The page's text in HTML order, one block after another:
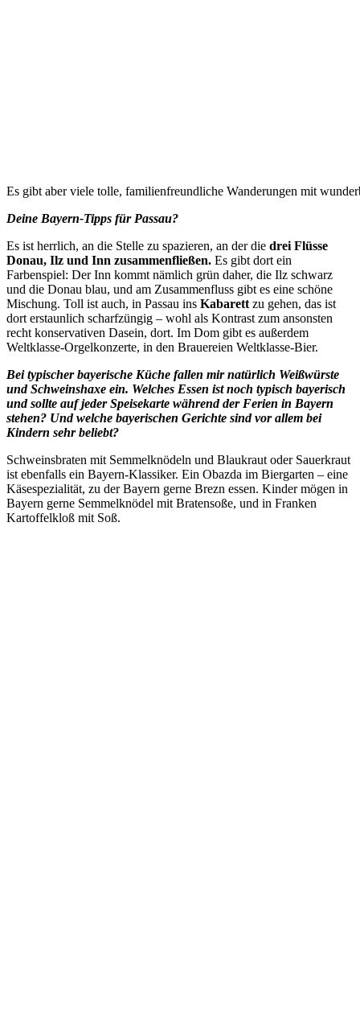
Es gibt aber viele tolle, familienfreundliche Wanderungen mit
Deine Bayern-Tipps für Passau?
Es ist herrlich, an die Stelle zu spazieren, an der die drei Flüsse
Donau, Ilz und Inn zusammenfließen. Es gibt dort ein
Farbenspiel: Der Inn kommt nämlich grün daher, die Ilz schwarz
und die Donau blau, und am Zusammenfluss gibt es eine schöne
Mischung. Toll ist auch, in Passau ins Kabarett zu gehen, das ist
dort erstaunlich scharfzüngig – wohl als Kontrast zum ansonsten
recht konservativen Dasein, dort. Im Dom gibt es außerdem
Weltklasse-Orgelkonzerte, in den Brauereien Weltklasse-Bier.
Bei typischer bayerische Küche fallen mir natürlich Weißwürste
und Schweinshaxe ein. Welches Essen ist noch typisch bayerisch
und sollte auf jeder Speisekarte während der Ferien in Bayern
stehen? Und welche bayerischen Gerichte sind vor allem bei
Kindern sehr beliebt?
Schweinsbraten mit Semmelknödeln und Blaukraut oder Sauerkraut
ist ebenfalls ein Bayern-Klassiker. Ein Obazda im Biergarten – eine
Käsespezialität, zu der Bayern gerne Brezn essen. Kinder mögen in
Bayern gerne Semmelknödel mit Bratensoße, und in Franken
Kartoffelkloß mit Soß.